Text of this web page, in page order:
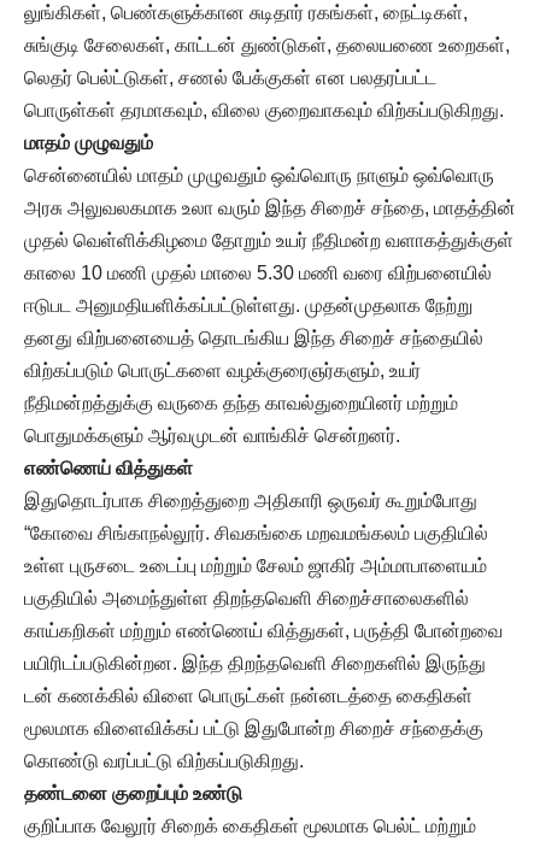
லுங்கிகள், பெண்களுக்கான சுடிதார் ரகங்கள், நைட்டிகள்,
சுங்குடி சேலைகள், காட்டன் துண்டுகள், தலையணை உறைகள்,
லெதர் பெல்ட்டுகள், சணல் பேக்குகள் என பலதரப்பட்ட
பொருள்கள் தரமாகவும், விலை குறைவாகவும் விற்கப்படுகிறது.
மாதம் முழுவதும்
சென்னையில் மாதம் முழுவதும் ஒவ்வொரு நாளும் ஒவ்வொரு
அரசு அலுவலகமாக உலா வரும் இந்த சிறைச் சந்தை, மாதத்தின்
முதல் வெள்ளிக்கிழமை தோறும் உயர் நீதிமன்ற வளாகத்துக்குள்
காலை 10 மணி முதல் மாலை 5.30 மணி வரை விற்பனையில்
ஈடுபட அனுமதியளிக்கப்பட்டுள்ளது. முதன்முதலாக நேற்று
தனது விற்பனையைத் தொடங்கிய இந்த சிறைச் சந்தையில்
விற்கப்படும் பொருட்களை வழக்குரைஞர்களும், உயர்
நீதிமன்றத்துக்கு வருகை தந்த காவல்துறையினர் மற்றும்
பொதுமக்களும் ஆர்வமுடன் வாங்கிச் சென்றனர்.
எண்ணெய் வித்துகள்
இதுதொடர்பாக சிறைத்துறை அதிகாரி ஒருவர் கூறும்போது
“கோவை சிங்காநல்லூர். சிவகங்கை மறவமங்கலம் பகுதியில்
உள்ள புருசடை உடைப்பு மற்றும் சேலம் ஜாகிர் அம்மாபாளையம்
பகுதியில் அமைந்துள்ள திறந்தவெளி சிறைச்சாலைகளில்
காய்கறிகள் மற்றும் எண்ணெய் வித்துகள், பருத்தி போன்றவை
பயிரிடப்படுகின்றன. இந்த திறந்தவெளி சிறைகளில் இருந்து
டன் கணக்கில் விளை பொருட்கள் நன்னடத்தை கைதிகள்
மூலமாக விளைவிக்கப் பட்டு இதுபோன்ற சிறைச் சந்தைக்கு
கொண்டு வரப்பட்டு விற்கப்படுகிறது.
தண்டனை குறைப்பும் உண்டு
குறிப்பாக வேலூர் சிறைக் கைதிகள் மூலமாக பெல்ட் மற்றும்